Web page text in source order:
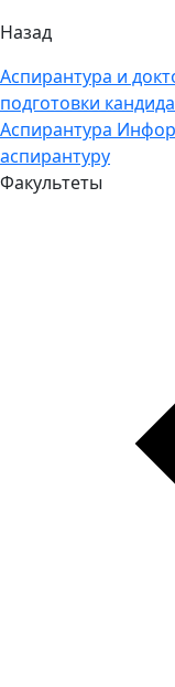
Назад
Аспирантура и
подготовки
Аспирантура
аспирантуру
Факультеты